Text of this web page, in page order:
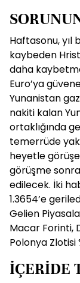
Haftasonu, yıl
kaybeden
daha
Euro’ya
Yunanistan
nakiti kalan
ortaklığında
temerrüde
heyetle
görüşme
edilecek. İki
1.3654’e
Gelien
Macar Forinti,
Polonya Zlotisi
İÇERİDE